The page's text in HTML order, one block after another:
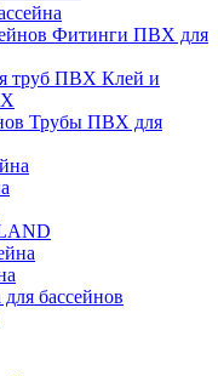
Фитинги ПВХ для
Клей и
Трубы ПВХ для
бассейнов